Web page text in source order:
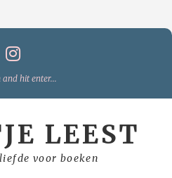
LEEST
voor boeken